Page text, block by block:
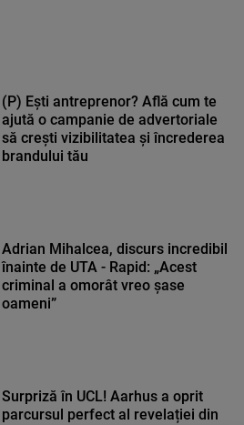
(P) Ești antreprenor? Află cum te
ajută o campanie de advertoriale
să crești vizibilitatea și încrederea
brandului tău
Adrian Mihalcea, discurs incredibil
înainte de UTA - Rapid: „Acest
criminal a omorât vreo șase
oameni”
Surpriză în UCL! Aarhus a oprit
parcursul perfect al revelației din